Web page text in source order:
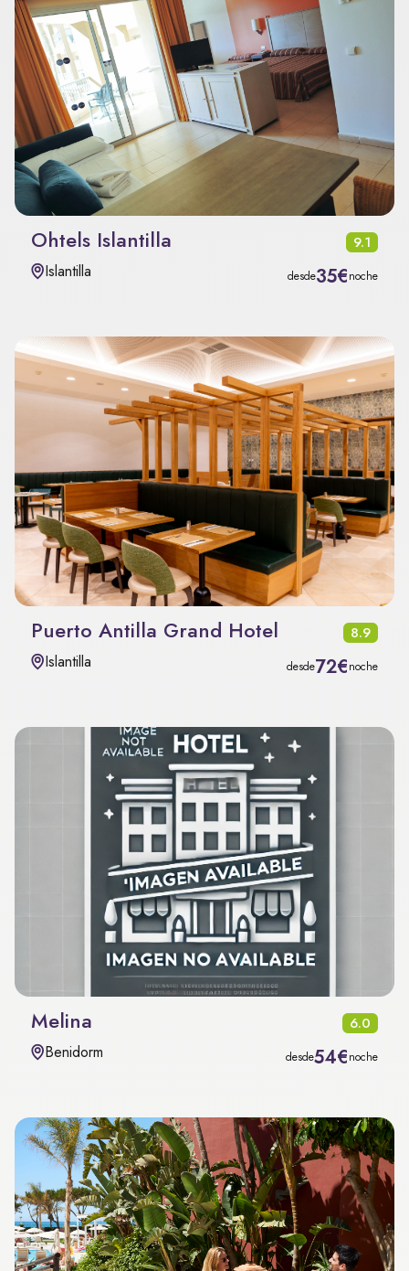
Ohtels Islantilla 9.1
Islantilla desde35€noche
Puerto Antilla Grand Hotel 8.9
Islantilla desde72€noche
Melina 6.0
Benidorm desde54€noche